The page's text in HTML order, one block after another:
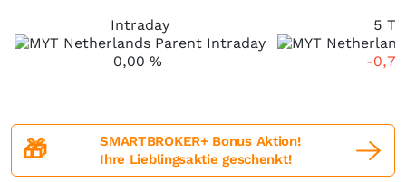
Intraday
0,00 %
5
-
🎁
SMARTBROKER+ Bonus Aktion!
Ihre Lieblingsaktie geschenkt!